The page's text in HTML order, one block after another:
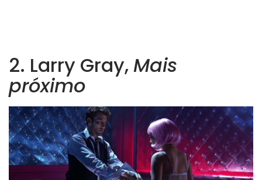
2. Larry Gray,Mais
próximo